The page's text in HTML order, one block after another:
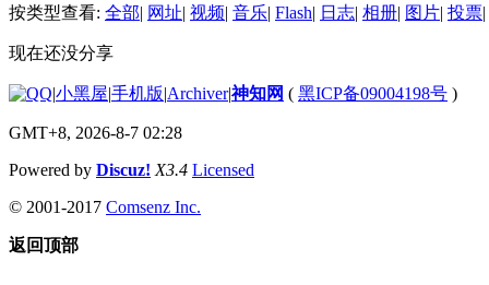
按类型查看: 全部| 网址| 视频| 音乐| Flash| 日志| 相册| 图片| 投票|
现在还没分享
|小黑屋|手机版|Archiver|神知网 ( 黑ICP备09004198号 )
GMT+8, 2026-8-7 02:28
Powered by Discuz! X3.4 Licensed
© 2001-2017 Comsenz Inc.
返回顶部